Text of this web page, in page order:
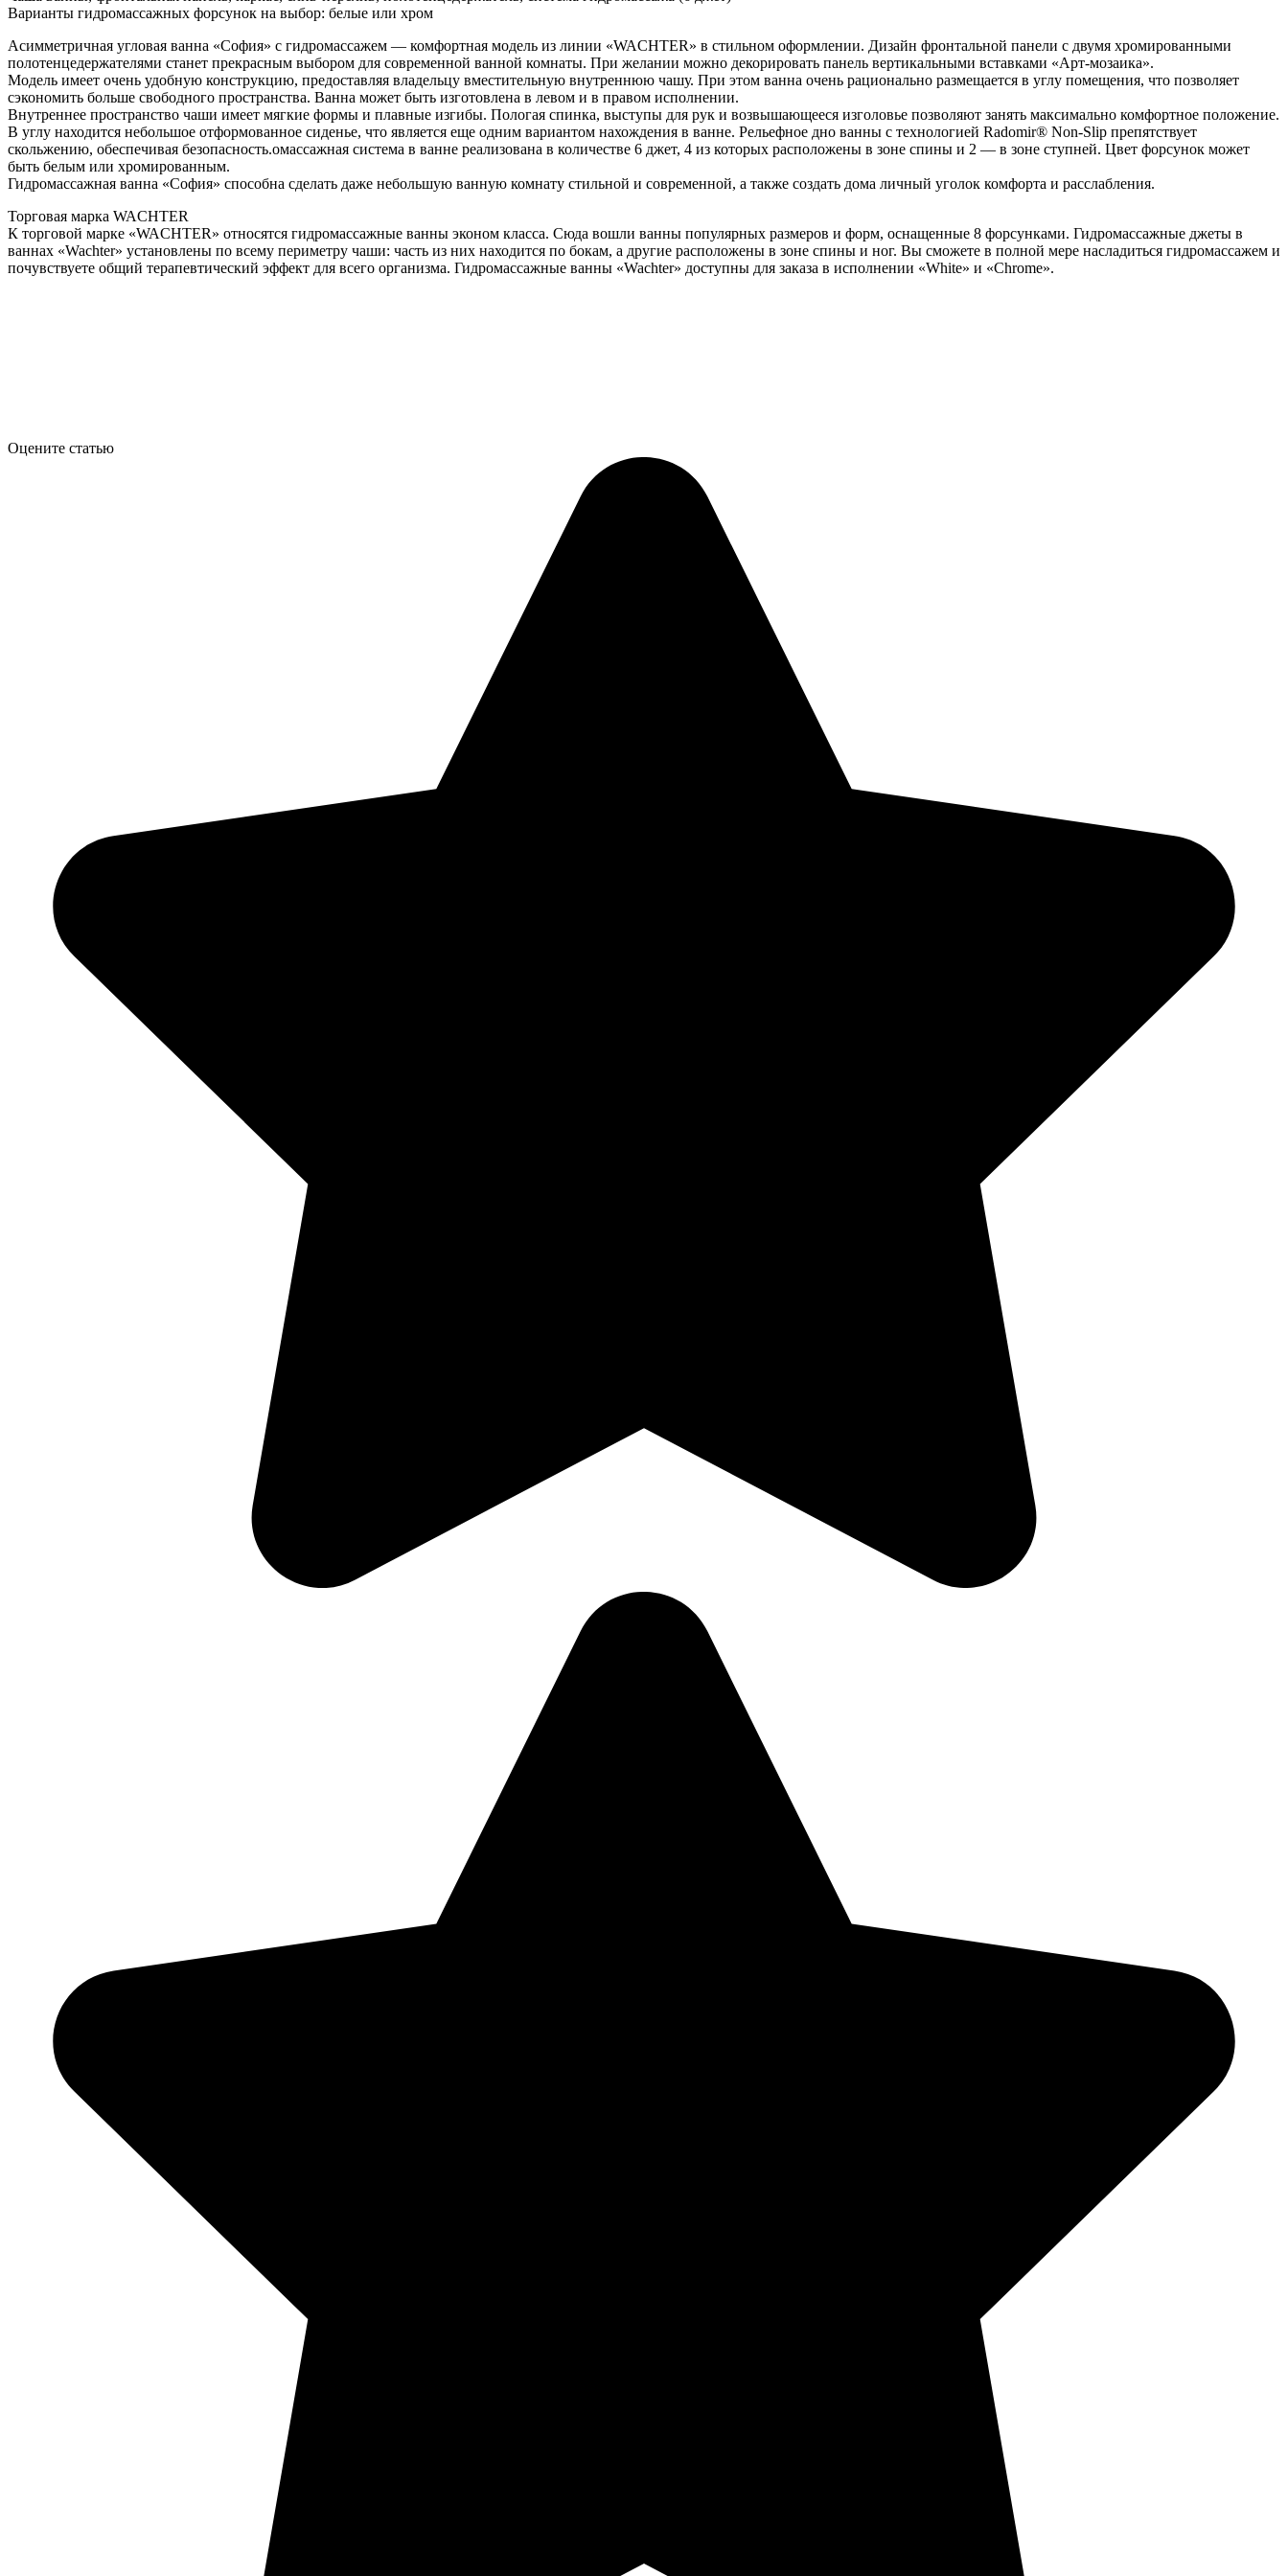
Варианты гидромассажных форсунок на выбор: белые или хром
Асимметричная угловая ванна «София» с гидромассажем — комфортная модель из линии «WACHTER» в стильном оформлении. Дизайн фронтальной панели с двумя хромированными
полотенцедержателями станет прекрасным выбором для современной ванной комнаты. При желании можно декорировать панель вертикальными вставками «Арт-мозаика».
Модель имеет очень удобную конструкцию, предоставляя владельцу вместительную внутреннюю чашу. При этом ванна очень рационально размещается в углу помещения, что позволяет
сэкономить больше свободного пространства. Ванна может быть изготовлена в левом и в правом исполнении.
Внутреннее пространство чаши имеет мягкие формы и плавные изгибы. Пологая спинка, выступы для рук и возвышающееся изголовье позволяют занять максимально комфортное положение.
В углу находится небольшое отформованное сиденье, что является еще одним вариантом нахождения в ванне. Рельефное дно ванны с технологией Radomir® Non-Slip препятствует
скольжению, обеспечивая безопасность.омассажная система в ванне реализована в количестве 6 джет, 4 из которых расположены в зоне спины и 2 — в зоне ступней. Цвет форсунок может
быть белым или хромированным.
Гидромассажная ванна «София» способна сделать даже небольшую ванную комнату стильной и современной, а также создать дома личный уголок комфорта и расслабления.
Торговая марка WACHTER
К торговой марке «WACHTER» относятся гидромассажные ванны эконом класса. Сюда вошли ванны популярных размеров и форм, оснащенные 8 форсунками. Гидромассажные джеты в
ваннах «Wachter» установлены по всему периметру чаши: часть из них находится по бокам, а другие расположены в зоне спины и ног. Вы сможете в полной мере насладиться гидромассажем и
почувствуете общий терапевтический эффект для всего организма. Гидромассажные ванны «Wachter» доступны для заказа в исполнении «White» и «Chrome».
Оцените статью